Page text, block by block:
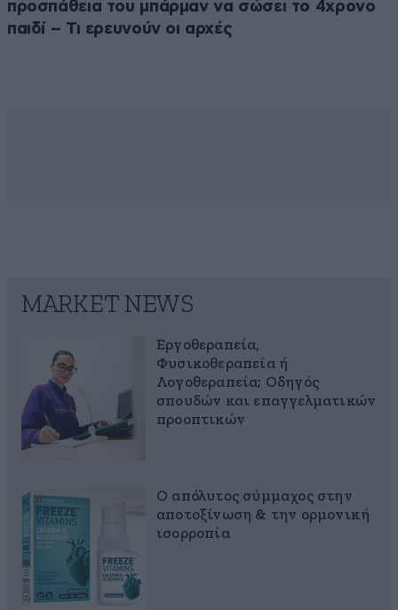
προσπάθεια του μπάρμαν να σώσει το 4χρονο
παιδί – Τι ερευνούν οι αρχές
MARKET NEWS
Εργοθεραπεία,
Φυσικοθεραπεία ή
Λογοθεραπεία; Οδηγός
σπουδών και επαγγελματικών
προοπτικών
Ο απόλυτος σύμμαχος στην
αποτοξίνωση & την ορμονική
ισορροπία